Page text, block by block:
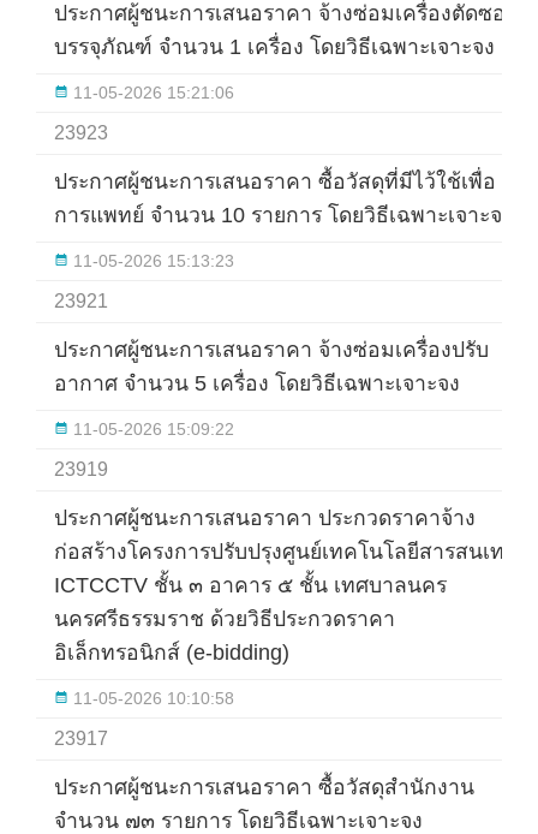
ประกาศผู้ชนะการเสนอราคา จ้างซ่อมเครื่องตัดซอง
บรรจุภัณฑ์ จำนวน 1 เครื่อง โดยวิธีเฉพาะเจาะจง
11-05-2026 15:21:06
23923
ประกาศผู้ชนะการเสนอราคา ซื้อวัสดุที่มีไว้ใช้เพื่อ
การแพทย์ จำนวน 10 รายการ โดยวิธีเฉพาะเจาะจง
11-05-2026 15:13:23
23921
ประกาศผู้ชนะการเสนอราคา จ้างซ่อมเครื่องปรับ
อากาศ จำนวน 5 เครื่อง โดยวิธีเฉพาะเจาะจง
11-05-2026 15:09:22
23919
ประกาศผู้ชนะการเสนอราคา ประกวดราคาจ้าง
ก่อสร้างโครงการปรับปรุงศูนย์เทคโนโลยีสารสนเทศ
ICTCCTV ชั้น ๓ อาคาร ๕ ชั้น เทศบาลนคร
นครศรีธรรมราช ด้วยวิธีประกวดราคา
อิเล็กทรอนิกส์ (e-bidding)
11-05-2026 10:10:58
23917
ประกาศผู้ชนะการเสนอราคา ซื้อวัสดุสำนักงาน
จำนวน ๗๓ รายการ โดยวิธีเฉพาะเจาะจง